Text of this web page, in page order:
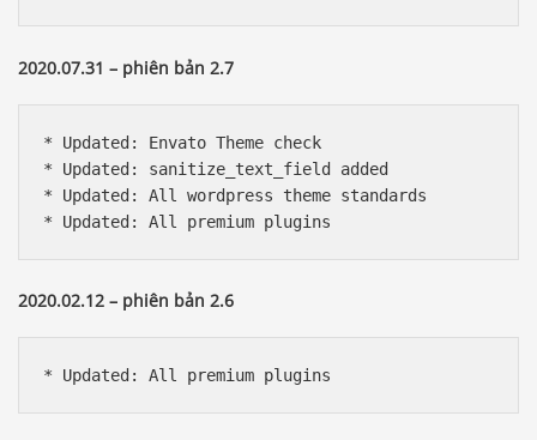
2020.07.31 – phiên bản 2.7
* Updated: Envato Theme check
* Updated: sanitize_text_field added
* Updated: All wordpress theme standards
* Updated: All premium plugins
2020.02.12 – phiên bản 2.6
* Updated: All premium plugins